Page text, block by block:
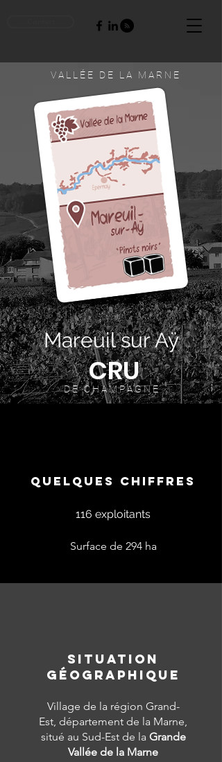
V A L L É E D E L A M A R N E
Mareuil sur Aÿ
CRU
D E C H A M P A G N E
QUELQUES CHIFFRES
116 exploitants
Surface de 294 ha
SITUATION
GÉOGRAPHIQUE
Village de la région Grand-
Est, département de la Marne,
situé au Sud-Est de la Grande
Vallée de la Marne